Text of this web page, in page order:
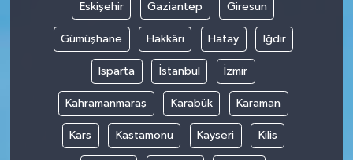
Eskişehir Gaziantep Giresun
Gümüşhane Hakkâri Hatay Iğdır
Isparta İstanbul İzmir
Kahramanmaraş Karabük Karaman
Kars Kastamonu Kayseri Kilis